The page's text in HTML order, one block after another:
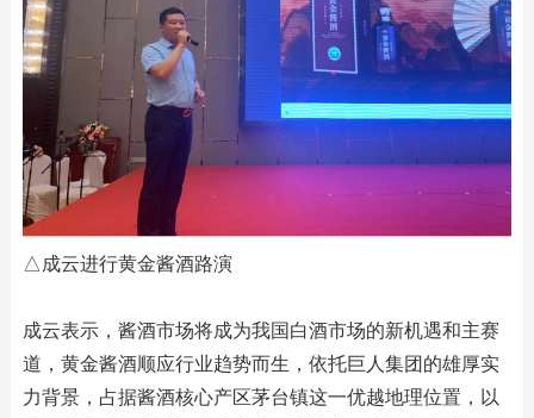
△成云进行黄金酱酒路演
成云表示，酱酒市场将成为我国白酒市场的新机遇和主赛
道，黄金酱酒顺应行业趋势而生，依托巨人集团的雄厚实
力背景，占据酱酒核心产区茅台镇这一优越地理位置，以